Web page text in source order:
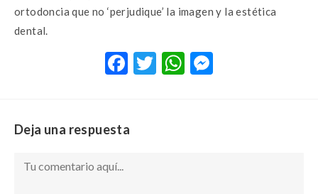
ortodoncia que no ‘perjudique’ la imagen y la estética
dental.
F T W
Deja una respuesta